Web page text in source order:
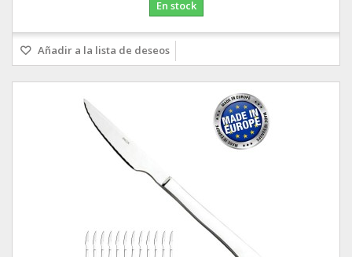
En stock
Añadir a la lista de deseos